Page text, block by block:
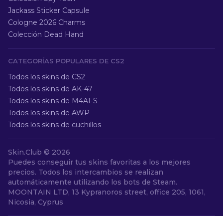
Jackass Sticker Capsule
Cologne 2026 Charms
Colección Dead Hand
CATEGORÍAS POPULARES DE CS2
Todos los skins de CS2
Todos los skins de AK-47
Todos los skins de M4A1-S
Todos los skins de AWP
Todos los skins de cuchillos
Skin.Club © 2026
Puedes conseguir tus skins favoritas a los mejores
precios. Todos los intercambios se realizan
automáticamente utilizando los bots de Steam.
MOONTAIN LTD, 13 Kypranoros street, office 205, 1061,
Nicosia, Cyprus